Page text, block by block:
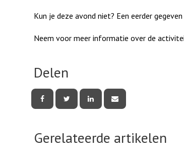
Kun je deze avond niet? Een eerder
Neem voor meer informatie over de
Delen
deze deze deze deze
mail
Gerelateerde artikelen